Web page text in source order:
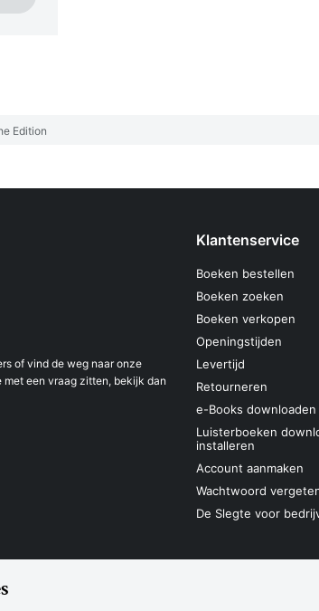
Edition
of vind de weg naar onze
een vraag zitten, bekijk dan
Klantenservice
Boeken bestellen
Boeken zoeken
Boeken verkopen
Openingstijden
Levertijd
Retourneren
e-Books
Luisterboeken
installeren
Account aanmaken
Wachtwoord
De Slegte voor